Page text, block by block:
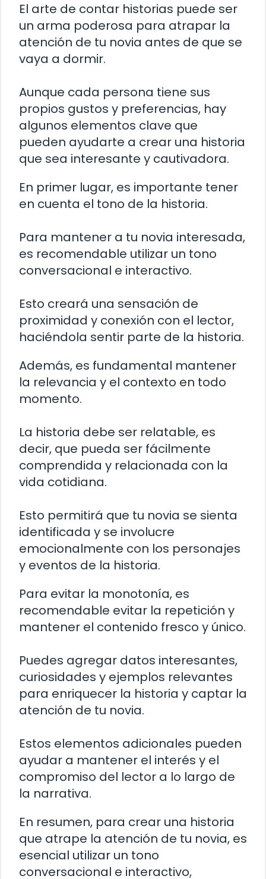
El arte de contar historias puede ser
un arma poderosa para atrapar la
atención de tu novia antes de que se
vaya a dormir.
Aunque cada persona tiene sus
propios gustos y preferencias, hay
algunos elementos clave que
pueden ayudarte a crear una historia
que sea interesante y cautivadora.
En primer lugar, es importante tener
en cuenta el tono de la historia.
Para mantener a tu novia interesada,
es recomendable utilizar un tono
conversacional e interactivo.
Esto creará una sensación de
proximidad y conexión con el lector,
haciéndola sentir parte de la historia.
Además, es fundamental mantener
la relevancia y el contexto en todo
momento.
La historia debe ser relatable, es
decir, que pueda ser fácilmente
comprendida y relacionada con la
vida cotidiana.
Esto permitirá que tu novia se sienta
identificada y se involucre
emocionalmente con los personajes
y eventos de la historia.
Para evitar la monotonía, es
recomendable evitar la repetición y
mantener el contenido fresco y único.
Puedes agregar datos interesantes,
curiosidades y ejemplos relevantes
para enriquecer la historia y captar la
atención de tu novia.
Estos elementos adicionales pueden
ayudar a mantener el interés y el
compromiso del lector a lo largo de
la narrativa.
En resumen, para crear una historia
que atrape la atención de tu novia, es
esencial utilizar un tono
conversacional e interactivo,